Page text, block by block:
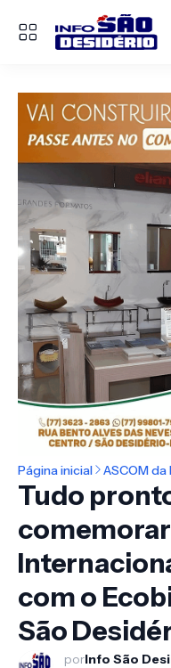
Página inicial ASCOM
Tudo
com o
São
porInfo São